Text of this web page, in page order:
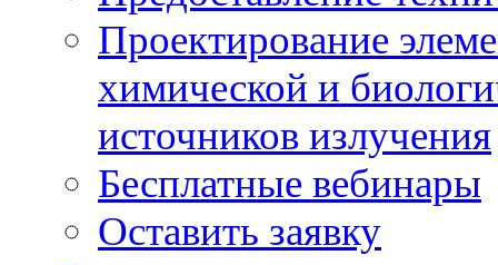
Проектирование
химической и
источников излучения
Бесплатные вебинары
Оставить заявку